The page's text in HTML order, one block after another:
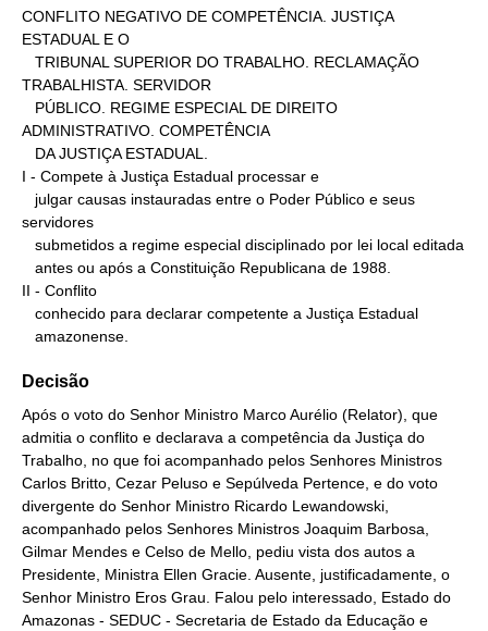
CONFLITO NEGATIVO DE COMPETÊNCIA. JUSTIÇA
ESTADUAL E O
TRABALHISTA. SERVIDOR
ADMINISTRATIVO. COMPETÊNCIA
I - Compete à Justiça Estadual processar e
servidores
II - Conflito
   amazonense.
Decisão
Após o voto do Senhor Ministro Marco Aurélio (Relator), que
admitia o conflito e declarava a competência da Justiça do
Trabalho, no que foi acompanhado pelos Senhores Ministros
Carlos Britto, Cezar Peluso e Sepúlveda Pertence, e do voto
divergente do Senhor Ministro Ricardo Lewandowski,
acompanhado pelos Senhores Ministros Joaquim Barbosa,
Gilmar Mendes e Celso de Mello, pediu vista dos autos a
Presidente, Ministra Ellen Gracie. Ausente, justificadamente, o
Senhor Ministro Eros Grau. Falou pelo interessado, Estado do
Amazonas - SEDUC - Secretaria de Estado da Educação e